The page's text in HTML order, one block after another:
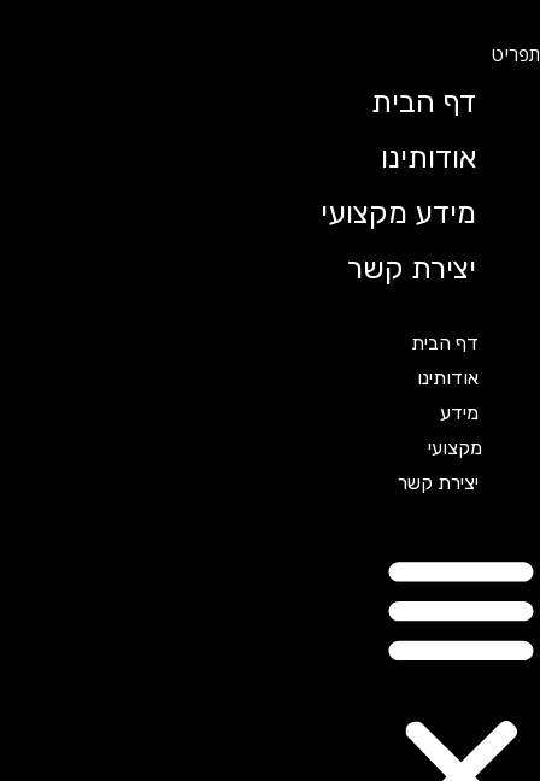
דף הבית
אודותינו
מידע מקצועי
יצירת קשר
דף הבית
אודותינו
מקצועי
יצירת קשר